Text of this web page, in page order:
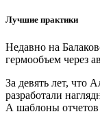
Лучшие практики
Недавно на
гермообъем через
За девять лет, что
разработали
А шаблоны отчетов